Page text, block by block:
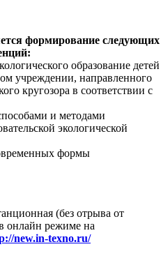
формирование следующих
образование детей
учреждении, направленного
кругозора в соответствии с
и методами
экологической
формы
(без отрыва от
онлайн режиме на
new.in-texno.ru/